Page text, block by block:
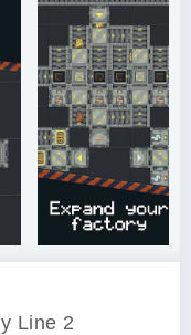
Line 2